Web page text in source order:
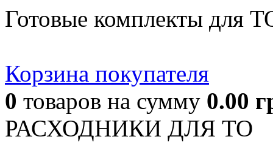
Готовые комплекты для
Корзина покупателя
0 товаров на сумму 0.00
РАСХОДНИКИ ДЛЯ ТО